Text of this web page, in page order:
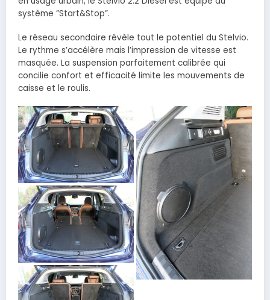
système ”Start&Stop”.
Le réseau secondaire révèle tout le potentiel du Stelvio.
Le rythme s’accélère mais l’impression de vitesse est
masquée. La suspension parfaitement calibrée qui
concilie confort et efficacité limite les mouvements de
caisse et le roulis.